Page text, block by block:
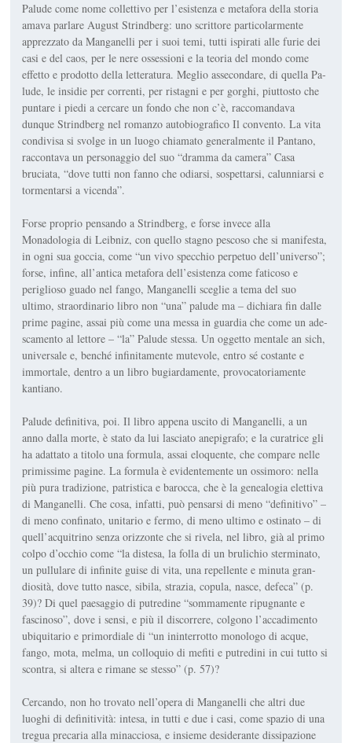
Palude come nome collettivo per l’esistenza e metafora della storia
amava parlare August Strindberg: uno scrittore particolarmente
apprezzato da Manganelli per i suoi temi, tutti ispirati alle furie dei
casi e del caos, per le nere ossessioni e la teoria del mondo come
effetto e prodotto della letteratu­ra. Meglio assecondare, di quella Pa­
lude, le insidie per correnti, per rista­gni e per gorghi, piuttosto che
puntare i piedi a cercare un fondo che non c’è, raccomandava
dunque Strindberg nel romanzo autobiograficoIl convento. La vita
condivisa si svolge in un luogo chiamato generalmente il Pantano,
raccontava un personaggio del suo “dramma da camera”Casa
bruciata, “dove tutti non fanno che odiarsi, so­spettarsi, calunniarsi e
tormentarsi a vicenda”.
Forse proprio pensando a Strindberg, e forse invece alla
Monadologiadi Lei­bniz, con quello stagno pescoso che si manifesta,
in ogni sua goccia, come “un vivo specchio perpetuo dell’universo”;
forse, infine, all’antica metafora dell’esistenza come faticoso e
periglioso guado nel fango, Manganelli sceglie a tema del suo
ultimo, straordinario libro non “una” palude ma – dichiara fin dalle
prime pagine, assai più come una messa in guardia che come un ade­
scamento al lettore – “la” Palude stes­sa. Un oggetto mentalean sich,
uni­versale e, benché infinitamente mute­vole, entro sé costante e
immortale, dentro a un libro bugiardamente, pro­vocatoriamente
kantiano.
Palude definitiva, poi. Il libro appena uscito di Manganelli, a un
anno dalla morte, è stato da lui lasciato anepigrafo; e la curatrice gli
ha adattato a titolo una formula, assai eloquente, che com­pare nelle
primissime pagine. La for­mula è evidentemente un ossimoro: nella
più pura tradizione, patristica e barocca, che è la genealogia elettiva
di Manganelli. Che cosa, infatti, può pen­sarsi di meno “definitivo” –
di meno confinato, unitario e fermo, di meno ultimo e ostinato – di
quell’acquitrino senza orizzonte che si rivela, nel libro, già al primo
colpo d’occhio come “la distesa, la folla di un brulichio ster­minato,
un pullulare di infinite guise di vita, una repellente e minuta gran­
diosità, dove tutto nasce, sibila, strazia, copula, nasce, defeca” (p.
39)? Di quel paesaggio di putredine “sommamente ripugnante e
fascinoso”, dove i sensi, e più il discorrere, colgono l’accadimento
ubiquitario e primordiale di “un inin­terrotto monologo di acque,
fango, mota, melma, un colloquio di mefiti e putre­dini in cui tutto si
scontra, si altera e rimane se stesso” (p. 57)?
Cercando, non ho trovato nell’opera di Manganelli che altri due
luoghi di definitività: intesa, in tutti e due i casi, come spazio di una
tregua precaria alla minacciosa, e insieme desiderante dissipazione